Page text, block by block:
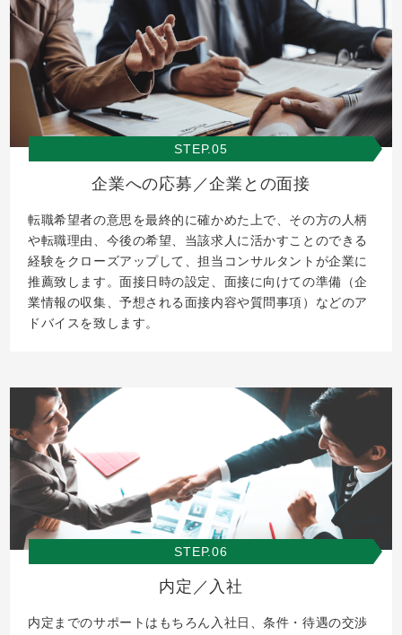
STEP.05
企業への応募／企業との面接
転職希望者の意思を最終的に確かめた上で、その方の人柄
や転職理由、今後の希望、当該求人に活かすことのできる
経験をクローズアップして、担当コンサルタントが企業に
推薦致します。面接日時の設定、面接に向けての準備（企
業情報の収集、予想される面接内容や質問事項）などのア
ドバイスを致します。
STEP.06
内定／入社
内定までのサポートはもちろん入社日、条件・待遇の交渉